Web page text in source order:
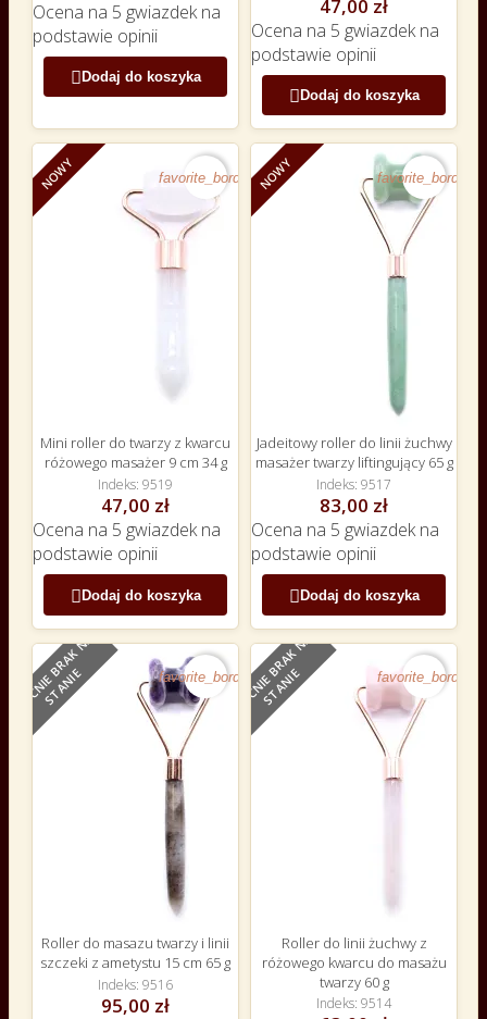
Ocena na 5 gwiazdek na
podstawie opinii
 Dodaj do koszyka
47,00 zł
Ocena na 5 gwiazdek na
podstawie opinii
 Dodaj do koszyka
NOWY favorite_border
Mini roller do twarzy z kwarcu
różowego masażer 9 cm 34 g
Indeks 9519
47,00 zł
Ocena na 5 gwiazdek na
podstawie opinii
Dodaj do koszyka
NOWY favorite_border
Jadeitowy roller do linii żuchwy
masażer twarzy liftingujący 65 g
Indeks 9517
83,00 zł
Ocena na 5 gwiazdek na
podstawie opinii
Dodaj do koszyka
NOWY
O
B
E
C
N
I
E
B
R
A
K
N
A
S
T
A
N
I
E favorite_border
Roller do masazu twarzy i linii
szczeki z ametystu 15 cm 65 g
Indeks 9516
95,00 zł
NOWY
O
B
E
C
N
I
E
B
R
A
K
N
A
S
T
A
N
I
E favorite_border
Roller do linii żuchwy z
różowego kwarcu do masażu
twarzy 60 g
Indeks 9514